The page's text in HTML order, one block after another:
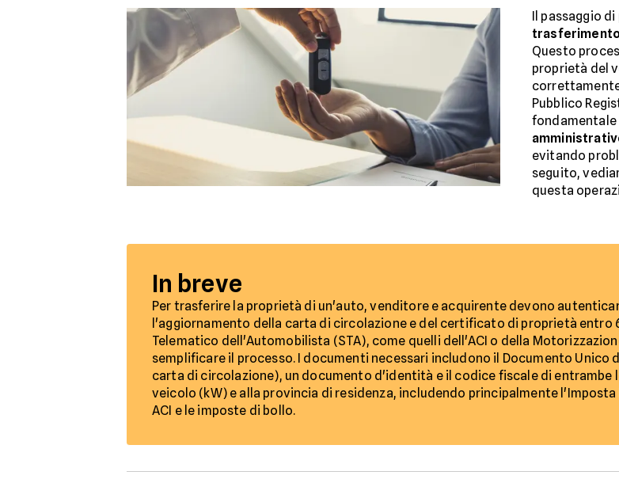
Il passaggio
trasferimento
Questo
proprietà del
Pubblico
evitando
seguito,
questa
In breve
Per trasferire la proprietà di un'auto, venditore e acquirente devono
l'aggiornamento della carta di circolazione e del certificato di proprietà entro
Telematico dell'Automobilista (STA), come quelli dell'ACI o della
semplificare il processo. I documenti necessari includono il Documento
carta di circolazione), un documento d'identità e il codice fiscale di entrambe
veicolo (kW) e alla provincia di residenza, includendo principalmente
ACI e le imposte di bollo.